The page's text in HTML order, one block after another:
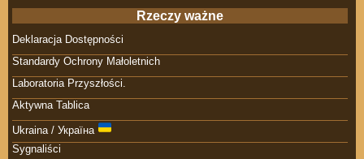
Rzeczy ważne
Deklaracja Dostępności
Standardy Ochrony Małoletnich
Laboratoria Przyszłości.
Aktywna Tablica
Ukraina / Україна
Sygnaliści